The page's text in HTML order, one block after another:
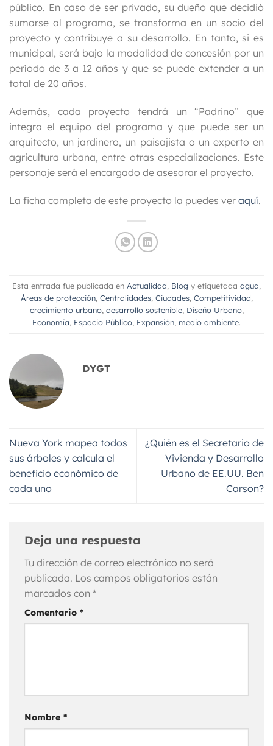
público. En caso de ser privado, su dueño que decidió
sumarse al programa, se transforma en un socio del
proyecto y contribuye a su desarrollo. En tanto, si es
municipal, será bajo la modalidad de concesión por un
período de 3 a 12 años y que se puede extender a un
total de 20 años.
Además, cada proyecto tendrá un “Padrino” que
integra el equipo del programa y que puede ser un
arquitecto, un jardinero, un paisajista o un experto en
agricultura urbana, entre otras especializaciones. Este
personaje será el encargado de asesorar el proyecto.
La ficha completa de este proyecto la puedes ver aquí.
Esta entrada fue publicada en Actualidad Blog y etiquetada agua
Áreas de protección, Centralidades, Ciudades, Competitividad
crecimiento urbano, desarrollo sostenible, Diseño Urbano,
Economía Espacio Público Expansión medio ambiente.
DYGT
Nueva York mapea todos
sus árboles y calcula el
beneficio económico de
cada uno
¿Quién es el Secretario de
Vivienda y Desarrollo
Urbano de EE.UU. Ben
Carson?
Deja una respuesta
Tu dirección de correo electrónico no será
publicada. Los campos obligatorios están
marcados con *
Comentario *
Nombre *